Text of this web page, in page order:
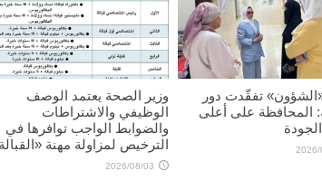
تفقّدت دور
المحافظة على أعلى
2026/
وزير الصحة يعتمد الوصف
الوظيفي والاشتراطات
والضوابط الواجب توافرها في
الترخيص لمزاولة مهنة
2026/08/03